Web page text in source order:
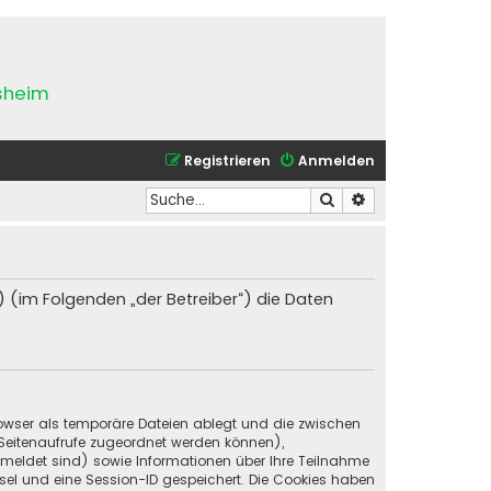
Anmelden
Registrieren
Suche
Folgenden „der Betreiber“) die Daten
als temporäre Dateien ablegt und die zwischen
zugeordnet werden können),
sind) sowie Informationen über Ihre Teilnahme
und eine Session-ID gespeichert. Die Cookies haben